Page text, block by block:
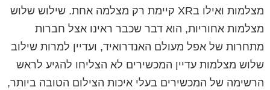
מצלמות ואילו בXR קיימת רק מצלמה אחת. שילוש שלוש
מצלמות אחוריות, הוא דבר שכבר ראינו אצל חברות
מתחרות של אפל מעולם האנדרואיד, ועדיין למרות שילוב
שלוש מצלמות עדיין המכשירים לא הצליחו להגיע לראש
הרשימה של המכשירים בעלי איכות הצילום הטובה ביותר,